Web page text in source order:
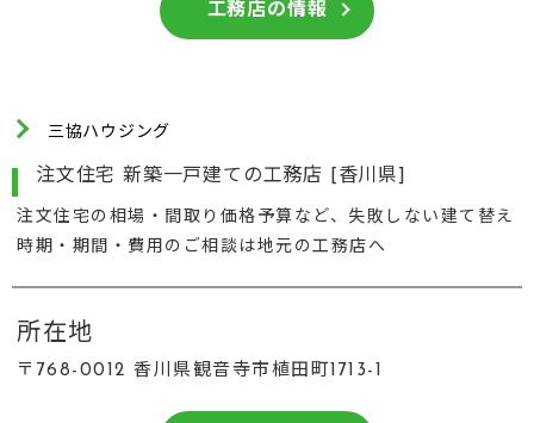
工務店の情報
三協ハウジング
注文住宅 新築一戸建ての工務店 [香川県]
注文住宅の相場・間取り価格予算など、失敗しない建て替え
時期・期間・費用のご相談は地元の工務店へ
所在地
〒768-0012 香川県観音寺市植田町1713-1